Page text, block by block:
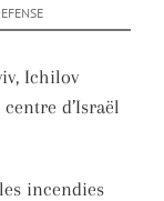
Ichilov
d’Israël
incendies